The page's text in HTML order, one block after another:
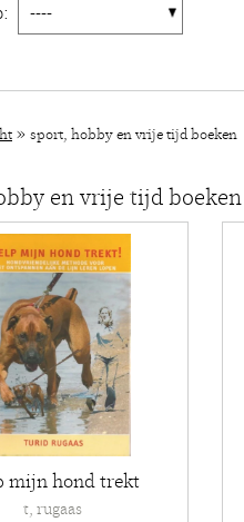
» sport, hobby en vrije tijd boeken
en vrije tijd boeken
mijn hond trekt
t, rugaas